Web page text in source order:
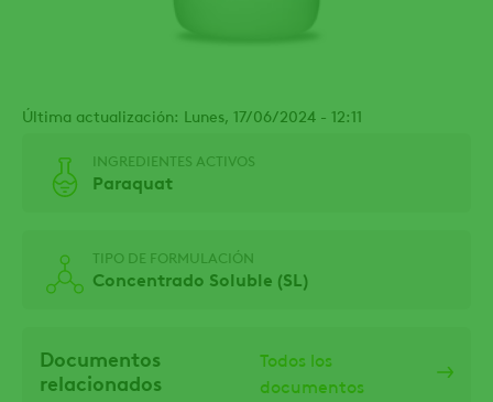
Última actualización: Lunes, 17/06/2024 - 12:11
INGREDIENTES ACTIVOS
Paraquat
TIPO DE FORMULACIÓN
Concentrado Soluble (SL)
Documentos
relacionados
Todos los
documentos